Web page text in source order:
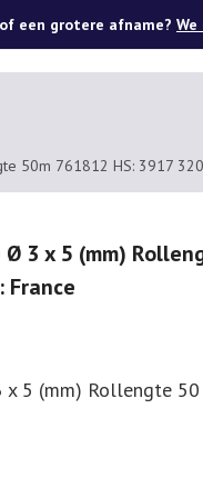
een grotere afname?
50m 761812 HS: 3917
3 x 5 (mm)
France
5 (mm) Rollengte 50